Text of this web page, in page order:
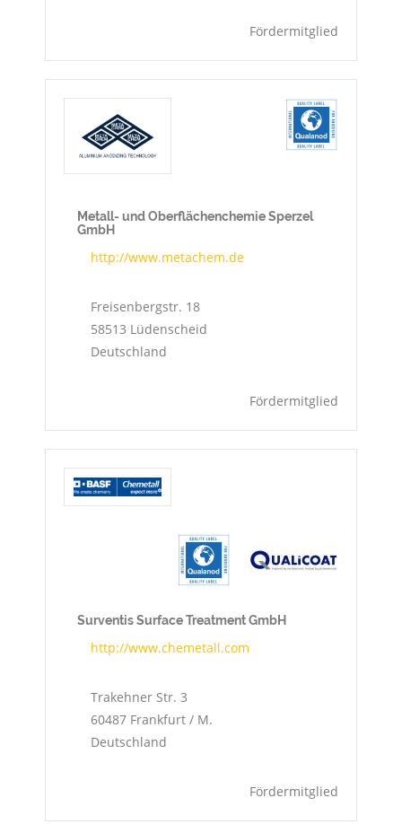
Fördermitglied
Metall- und Oberflächenchemie Sperzel
GmbH
http://www.metachem.de
Freisenbergstr. 18
58513 Lüdenscheid
Deutschland
Fördermitglied
Surventis Surface Treatment GmbH
http://www.chemetall.com
Trakehner Str. 3
60487 Frankfurt / M.
Deutschland
Fördermitglied